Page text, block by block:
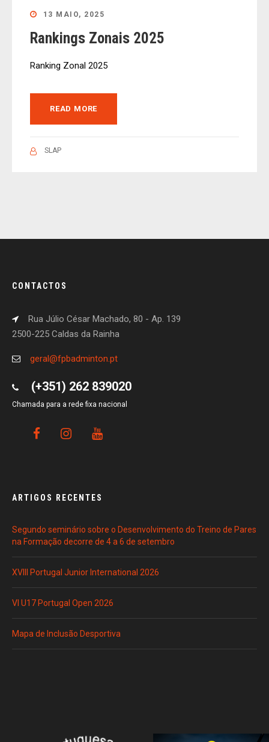
13 MAIO, 2025
Rankings Zonais 2025
Ranking Zonal 2025
READ MORE
SLAP
CONTACTOS
Rua Júlio César Machado, 80 - Ap. 139
2500-225 Caldas da Rainha
geral@fpbadminton.pt
(+351) 262 839020
Chamada para a rede fixa nacional
ARTIGOS RECENTES
Segundo seminário sobre o Desenvolvimento do Treino de Pares
na Formação decorre de 4 a 6 de setembro
XVIII Portugal Junior International 2026
VI U17 Portugal Open 2026
Mapa de Inclusão Desportiva